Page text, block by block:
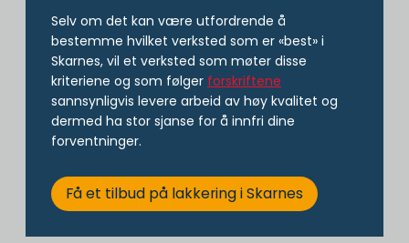
Selv om det kan være utfordrende å
bestemme hvilket verksted som er «best» i
Skarnes, vil et verksted som møter disse
kriteriene og som følger forskriftene
sannsynligvis levere arbeid av høy kvalitet og
dermed ha stor sjanse for å innfri dine
forventninger.
Få et tilbud på lakkering i Skarnes